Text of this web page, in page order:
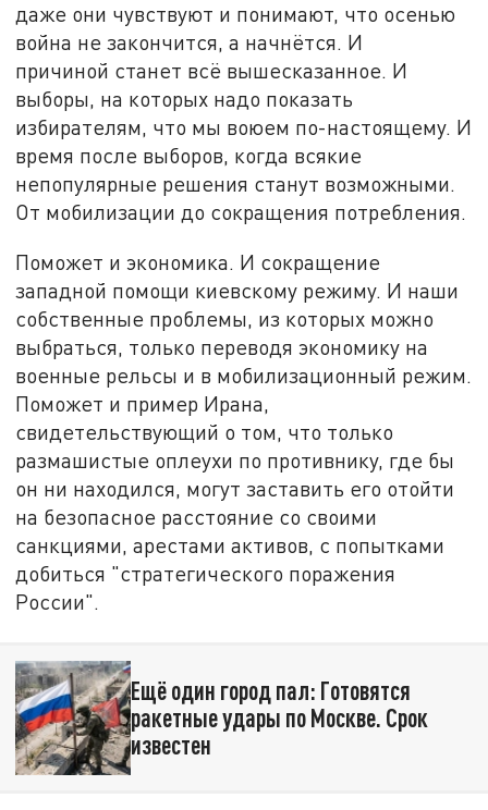
даже они чувствуют и понимают, что осенью
война не закончится, а начнётся. И
причиной станет всё вышесказанное. И
выборы, на которых надо показать
избирателям, что мы воюем по-настоящему. И
время после выборов, когда всякие
непопулярные решения станут возможными.
От мобилизации до сокращения потребления.
Поможет и экономика. И сокращение
западной помощи киевскому режиму. И наши
собственные проблемы, из которых можно
выбраться, только переводя экономику на
военные рельсы и в мобилизационный режим.
Поможет и пример Ирана,
свидетельствующий о том, что только
размашистые оплеухи по противнику, где бы
он ни находился, могут заставить его отойти
на безопасное расстояние со своими
санкциями, арестами активов, с попытками
добиться "стратегического поражения
России".
Ещё один город пал: Готовятся
ракетные удары по Москве. Срок
известен